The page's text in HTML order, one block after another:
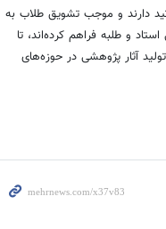
دارند و موجب تشویق طلاب به
و طلبه فراهم کرده‌اند، تا
آثار پژوهشی در حوزه‌های